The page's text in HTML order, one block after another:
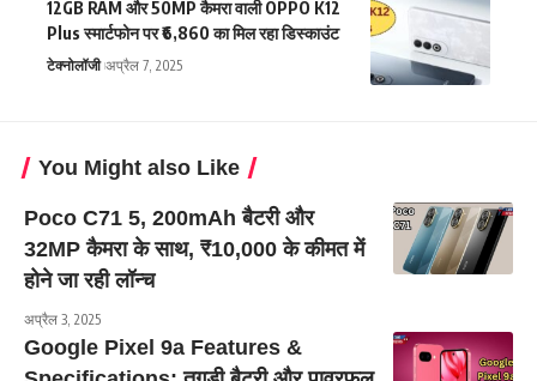
12GB RAM और 50MP कैमरा वाली OPPO K12
Plus स्मार्टफोन पर ₹6,860 का मिल रहा डिस्काउंट
टेक्नोलॉजी अप्रैल 7, 2025
You Might also Like
Poco C71 5, 200mAh बैटरी और
32MP कैमरा के साथ, ₹10,000 के कीमत में
होने जा रही लॉन्च
अप्रैल 3, 2025
Google Pixel 9a Features &